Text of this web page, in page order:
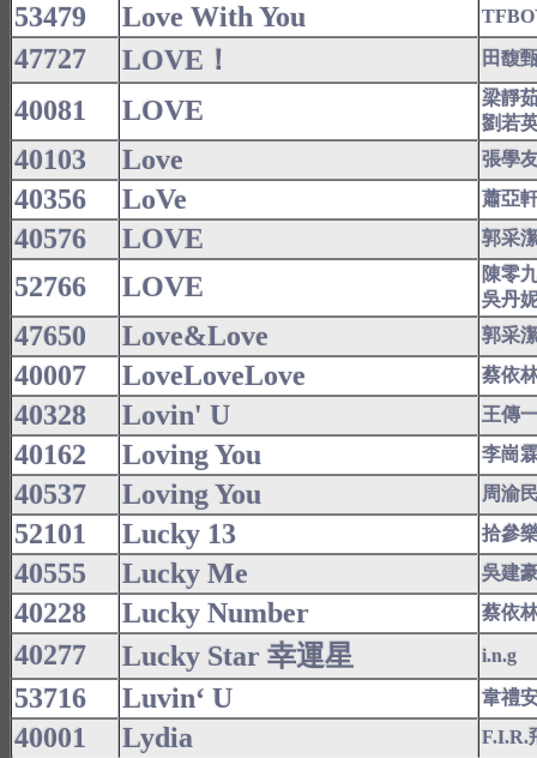
53479 Love With You
47727 LOVE！ 田馥
40081 LOVE
梁靜
劉若
40103 Love 張學
40356 LoVe 蕭亞
40576 LOVE 郭采
52766 LOVE
陳零
吳丹
47650 Love&Love 郭采
40007 LoveLoveLove 蔡依
40328 Lovin' U 王傳
40162 Loving You 李崗
40537 Loving You 周渝
52101 Lucky 13 拾參
40555 Lucky Me 吳建
40228 Lucky Number 蔡依
40277 Lucky Star 幸運星 i.n.g
53716 Luvin‘ U 韋禮
40001 Lydia F.I.R.